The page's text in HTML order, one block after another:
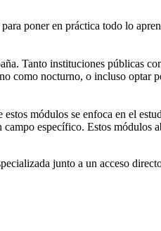
poner en práctica todo lo
Tanto instituciones públicas
como nocturno, o incluso optar
módulos se enfoca en el
específico. Estos módulos
junto a un acceso